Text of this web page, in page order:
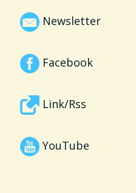
Newsletter
Facebook
Link/Rss
YouTube